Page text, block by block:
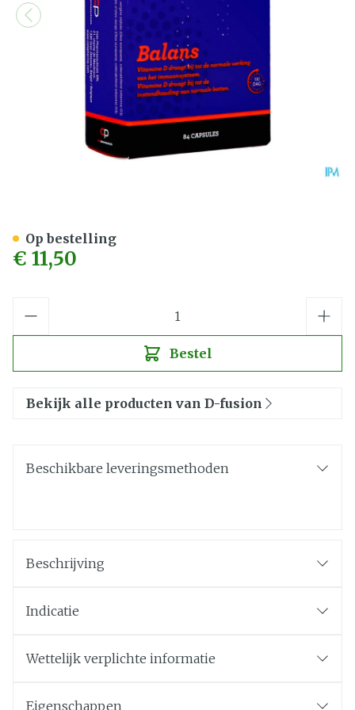
€ 11,50
Bestel
Op bestelling
Bekijk alle producten van D-fusion
Beschikbare leveringsmethoden
Beschrijving
Indicatie
Wettelijk verplichte informatie
Eigenschappen